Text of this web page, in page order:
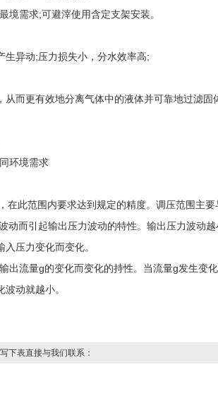
境需求;可避滓使用含定支架安装。
生异动;压力损失小，分水效率高;
而更有效地分离气体中的液体并可靠地过滤固
环境需求
此范围内要求达到规定的精度。调压范围主要
而引起输出压力波动的特性。输出压力波动越
压力变化而变化。
流量g的变化而变化的持性。当流量g发生变
动就越小。
下表直接与我们联系：